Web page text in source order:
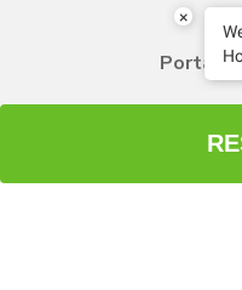
Portal
Garantía
×